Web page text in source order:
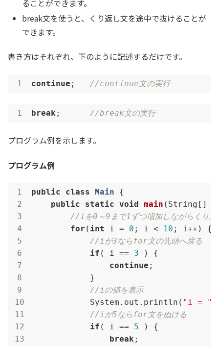
ることができます。
break文を使うと、くり返し文を途中で抜けることが
できます。
書き方はそれぞれ、下のように記述するだけです。
continue ; //continue文の実行
break ; //break文の実行
プログラム例を示します。
プログラム例
public class Main
{
public
static void main (String[]
//iを0～9まで1ずつ増加しながらくり返
for ( int i = 0 ; i < 10 ; i++) {
//iが3ならfor文の先頭へ戻る
if ( i == 3 ) {
continue ;
            }
//iの値を表示
            System.out.println(
"i = "
//iが5ならfor文をぬける
if ( i == 5 ) {
break ;